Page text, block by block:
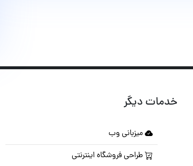
خدمات دیگر
میزبانی وب
طراحی فروشگاه اینترنتی